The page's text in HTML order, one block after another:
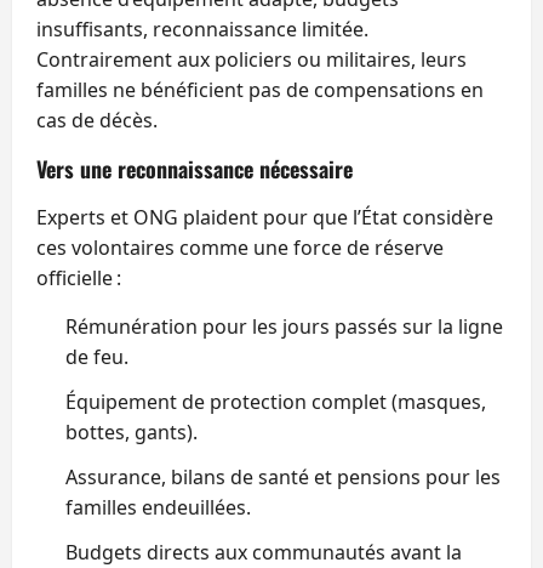
insuffisants, reconnaissance limitée.
Contrairement aux policiers ou militaires, leurs
familles ne bénéficient pas de compensations en
cas de décès.
Vers une reconnaissance nécessaire
Experts et ONG plaident pour que l’État considère
ces volontaires comme une force de réserve
officielle :
Rémunération pour les jours passés sur la ligne
de feu.
Équipement de protection complet (masques,
bottes, gants).
Assurance, bilans de santé et pensions pour les
familles endeuillées.
Budgets directs aux communautés avant la